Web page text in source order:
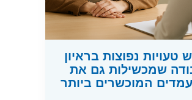
טעויות נפוצות בראיון
שמכשילות גם את
המוכשרים ביותר